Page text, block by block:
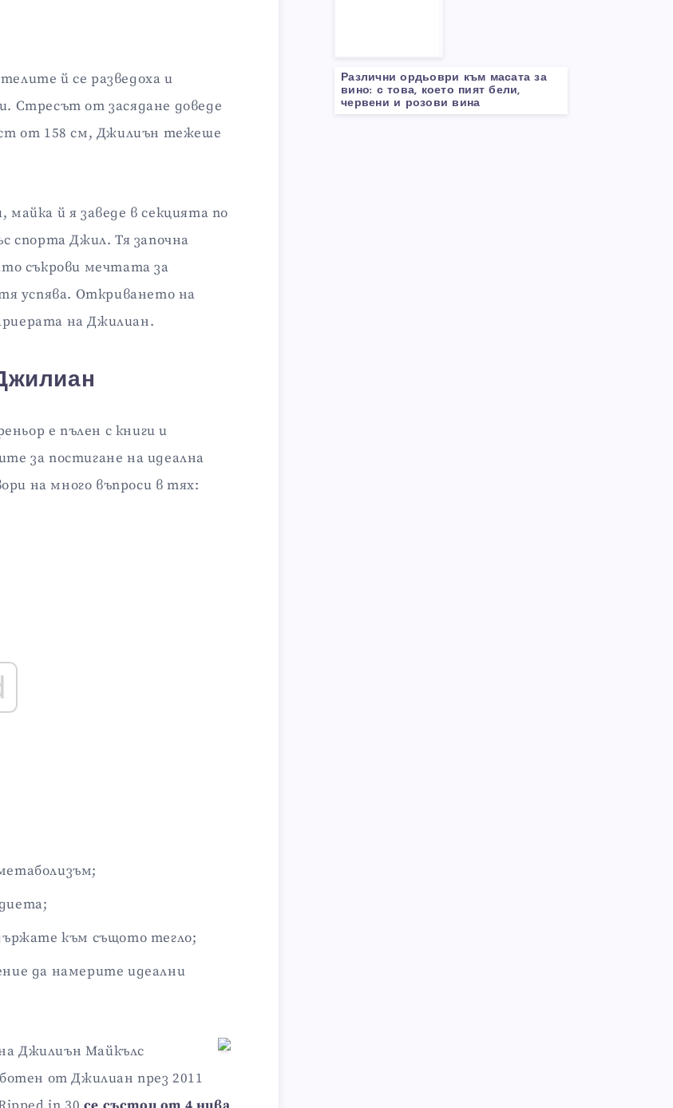
й се разведоха и
Стресът от засядане доведе
от 158 см, Джилиън тежеше
й я заведе в секцията по
спорта Джил. Тя започна
съкрови мечтата за
успява. Откриването на
на Джилиан.
е пълен с книги и
за постигане на идеална
на много въпроси в тях:
към същото тегло;
да намерите идеални
Джилиън Майкълс
от Джилиан през 2011
Различни ордьоври към масата за
вино: с това, което пият бели,
червени и розови вина